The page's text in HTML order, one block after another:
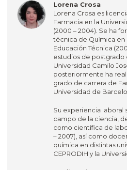
Lorena Crosa
Lorena Crosa es
Farmacia en la
(2000 – 2004). Se ha
técnica de Química en
Educación Técnica
estudios de postgrado
Universidad Camilo
posteriormente ha
grado de carrera de
Universidad de
Su experiencia laboral
campo de la ciencia,
como científica de
– 2007), así como
química en distintas
CEPRODIH y la